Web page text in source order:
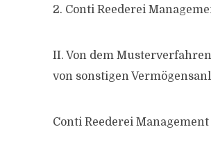
2. Conti Reederei
II. Von dem
von sonstigen
Conti Reederei